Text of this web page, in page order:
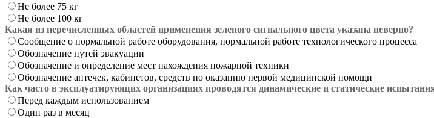
Не более 75 кг
Не более 100 кг
Какая из перечисленных областей применения зеленого сигнального цвета указана неверно?
Сообщение о нормальной работе оборудования, нормальной работе технологического процесса
Обозначение путей эвакуации
Обозначение и определение мест нахождения пожарной техники
Обозначение аптечек, кабинетов, средств по оказанию первой медицинской помощи
Как часто в эксплуатирующих организациях проводятся динамические и статические
Перед каждым использованием
Один раз в месяц